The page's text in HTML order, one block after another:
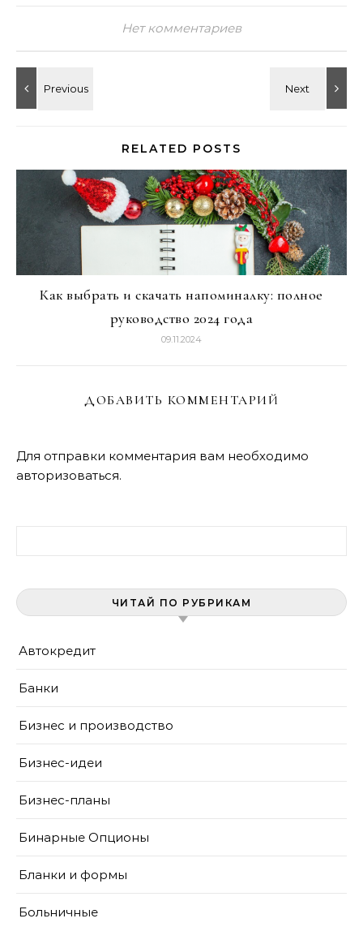
Нет комментариев
RELATED POSTS
Как выбрать и скачать напоминалку: полное
руководство 2024 года
09.11.2024
ДОБАВИТЬ КОММЕНТАРИЙ
Для отправки комментария вам необходимо
авторизоваться.
ЧИТАЙ ПО РУБРИКАМ
Автокредит
Банки
Бизнес и производство
Бизнес-идеи
Бизнес-планы
Бинарные Опционы
Бланки и формы
Больничные